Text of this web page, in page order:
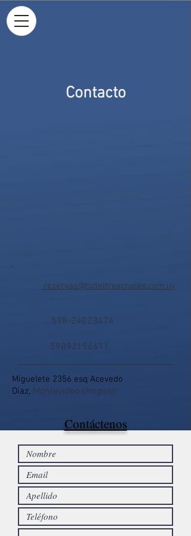
Contacto
reservas@hoteltrescruces.com.uy
598-24023474
59892156611
Miguelete 2356 esq Acevedo
Diaz, Montevideo Uruguay
Contáctenos